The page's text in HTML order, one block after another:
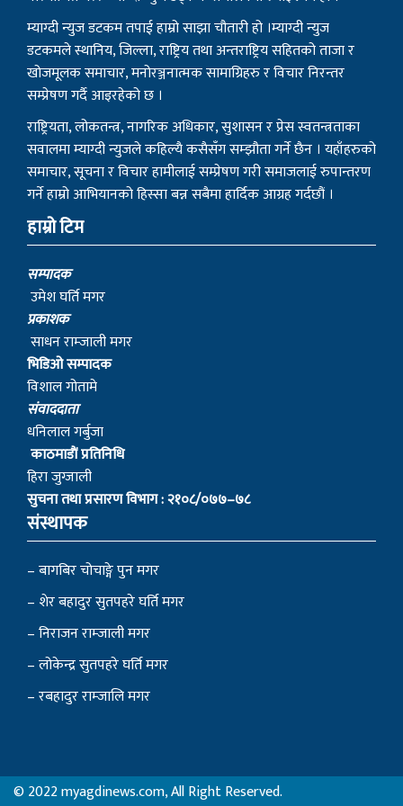
म्याग्दी न्युज डटकम तपाई हाम्रो साझा चौतारी हो ।म्याग्दी न्युज
डटकमले स्थानिय, जिल्ला, राष्ट्रिय तथा अन्तराष्ट्रिय सहितको ताजा र
खोजमूलक समाचार, मनोरञ्जनात्मक सामाग्रिहरु र विचार निरन्तर
सम्प्रेषण गर्दै आइरहेको छ ।
राष्ट्रियता, लोकतन्त्र, नागरिक अधिकार, सुशासन र प्रेस स्वतन्त्रताका
सवालमा म्याग्दी न्युजले कहिल्यै कसैसँग सम्झौता गर्ने छैन । यहाँहरुको
समाचार, सूचना र विचार हामीलाई सम्प्रेषण गरी समाजलाई रुपान्तरण
गर्ने हाम्रो आभियानको हिस्सा बन्न सबैमा हार्दिक आग्रह गर्दछौं ।
हाम्रो टिम
सम्पादक
उमेश घर्ति मगर
प्रकाशक
साधन राम्जाली मगर
भिडिओ सम्पादक
विशाल गोतामे
स‌ंवाददाता
धनिलाल गर्बुजा
काठमाडाैं प्रतिनिधि
हिरा जुग्जाली
सुचना तथा प्रसारण विभाग : २१०८/०७७–७८
संस्थापक
– बागबिर चोचाङ्गे पुन मगर
– शेर बहादुर सुतपहरे घर्ति मगर
– निराजन राम्जाली मगर
– लोकेन्द्र सुतपहरे घर्ति मगर
– रबहादुर राम्जालि मगर
© 2022 myagdinews.com, All Right Reserved.